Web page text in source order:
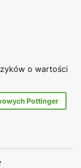
o wartości
Pottinger